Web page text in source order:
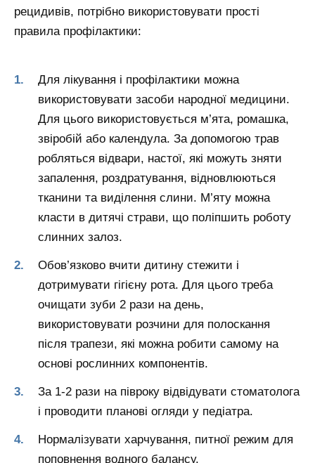
рецидивів, потрібно використовувати прості
правила профілактики:
Для лікування і профілактики можна
використовувати засоби народної медицини.
Для цього використовується м’ята, ромашка,
звіробій або календула. За допомогою трав
робляться відвари, настої, які можуть зняти
запалення, роздратування, відновлюються
тканини та виділення слини. М’яту можна
класти в дитячі страви, що поліпшить роботу
слинних залоз.
Обов’язково вчити дитину стежити і
дотримувати гігієну рота. Для цього треба
очищати зуби 2 рази на день,
використовувати розчини для полоскання
після трапези, які можна робити самому на
основі рослинних компонентів.
За 1-2 рази на півроку відвідувати стоматолога
і проводити планові огляди у педіатра.
Нормалізувати харчування, питної режим для
поповнення водного балансу.